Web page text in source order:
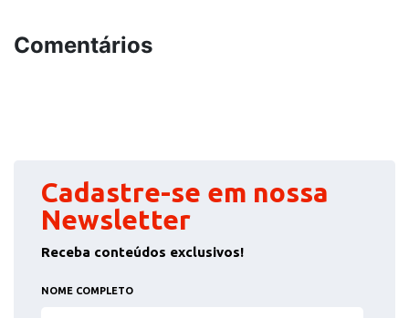
Comentários
Cadastre-se em nossa
Newsletter
Receba conteúdos exclusivos!
NOME COMPLETO